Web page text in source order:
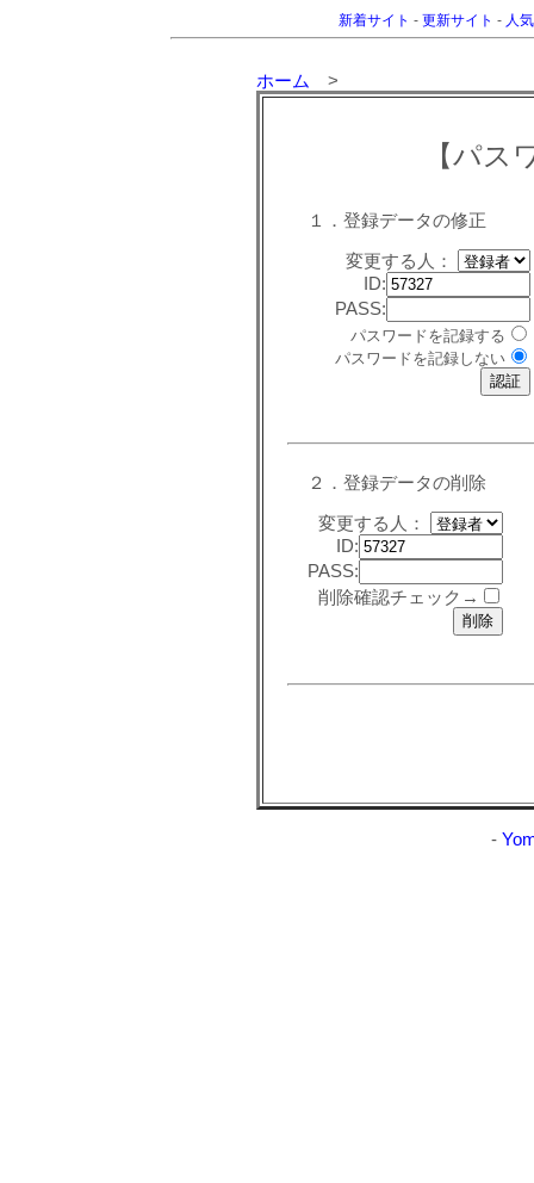
新着サイト - 更新サイト - 人
ホーム >
【パス
１．登録データの修正
変更する人：
ID:
PASS:
パスワードを記録する
パスワードを記録しない
２．登録データの削除
変更する人：
ID:
PASS:
削除確認チェック→
-